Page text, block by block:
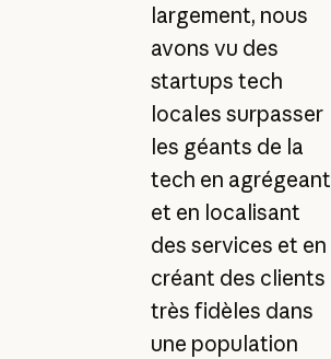
largement, nous
avons vu des
startups tech
locales surpasser
les géants de la
tech en agrégeant
et en localisant
des services et en
créant des clients
très fidèles dans
une population